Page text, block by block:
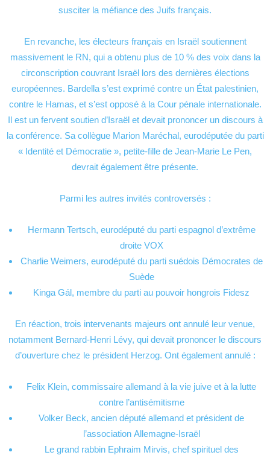
susciter la méfiance des Juifs français.
En revanche, les électeurs français en Israël soutiennent
massivement le RN, qui a obtenu plus de 10 % des voix dans la
circonscription couvrant Israël lors des dernières élections
européennes. Bardella s’est exprimé contre un État palestinien,
contre le Hamas, et s’est opposé à la Cour pénale internationale.
Il est un fervent soutien d’Israël et devait prononcer un discours à
la conférence. Sa collègue Marion Maréchal, eurodéputée du parti
« Identité et Démocratie », petite-fille de Jean-Marie Le Pen,
devrait également être présente.
Parmi les autres invités controversés :
Hermann Tertsch, eurodéputé du parti espagnol d’extrême
droite VOX
Charlie Weimers, eurodéputé du parti suédois Démocrates de
Suède
Kinga Gál, membre du parti au pouvoir hongrois Fidesz
En réaction, trois intervenants majeurs ont annulé leur venue,
notamment Bernard-Henri Lévy, qui devait prononcer le discours
d’ouverture chez le président Herzog. Ont également annulé :
Felix Klein, commissaire allemand à la vie juive et à la lutte
contre l’antisémitisme
Volker Beck, ancien député allemand et président de
l’association Allemagne-Israël
Le grand rabbin Ephraim Mirvis, chef spirituel des